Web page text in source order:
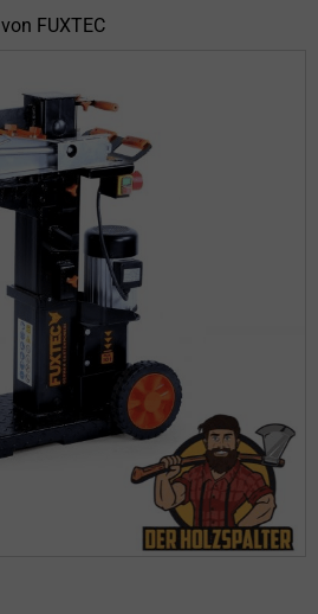
von FUXTEC